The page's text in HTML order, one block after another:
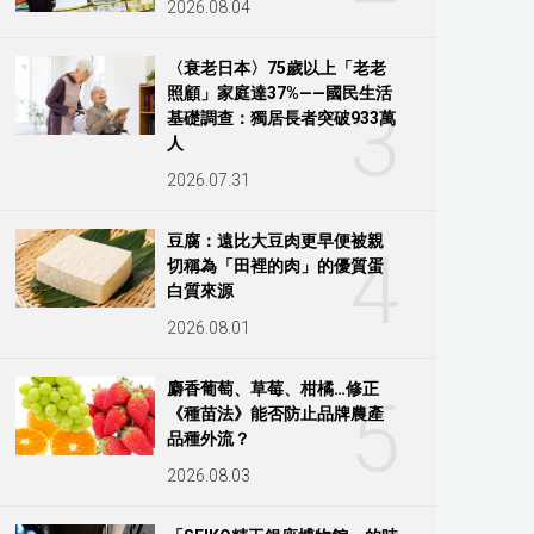
2026.08.04
3
〈衰老日本〉75歲以上「老老
照顧」家庭達37%——國民生活
基礎調查：獨居長者突破933萬
人
2026.07.31
4
豆腐：遠比大豆肉更早便被親
切稱為「田裡的肉」的優質蛋
白質來源
2026.08.01
5
麝香葡萄、草莓、柑橘…修正
《種苗法》能否防止品牌農產
品種外流？
2026.08.03